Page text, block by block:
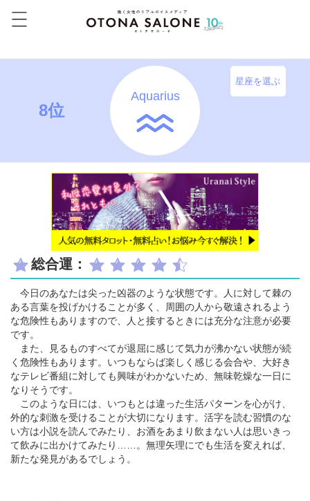
8位
Aquarius
星座を選ぶ
総合運：
今日のあなたは尖った凶器のような状態です。人に対して棘の
ある言葉を投げかけることが多く、周囲の人から敬遠されるよう
な危険性もありますので、人と接するときには充分な注意が必要
です。
また、見るものすべてが退屈に感じて気力が沸かない状態が続
く危険性もあります。いつもならば楽しく感じる会合や、大好き
なテレビ番組に対しても興味がわかないため、無味乾燥な一日に
なりそうです。
このような日には、いつもとは違った生活パターンを心がけ、
外的な刺激を受けることが大切になります。活字を読む習慣のな
い方は小説を読んでみたり、お酒をあまり飲まない人は思いきっ
て飲みに出かけてみたり……。無理矢理にでも生活を変えれば、
新たな発見があるでしょう。